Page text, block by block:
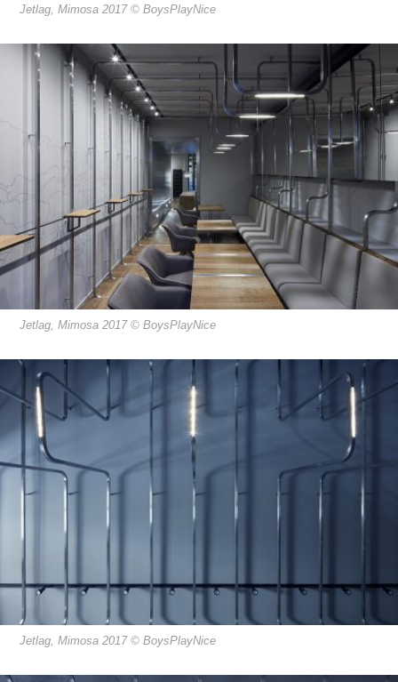
Jetlag, Mimosa 2017 © BoysPlayNice
Jetlag, Mimosa 2017 © BoysPlayNice
Jetlag, Mimosa 2017 © BoysPlayNice